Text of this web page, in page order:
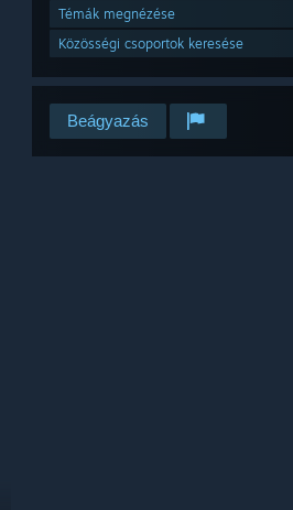
Témák megnézése
Közösségi csoportok keresése
Beágyazás